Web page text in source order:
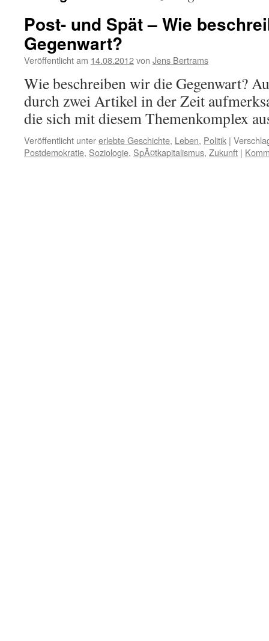
Post- und Spät – Wie
Gegenwart?
Veröffentlicht am 14.08.2012von Jens Bertrams
Wie beschreiben wir die Gegenwart?
durch zwei Artikel in der Zeit
die sich mit diesem Themenkomplex
Veröffentlicht untererlebte Geschichte, Leben, Politik |
Postdemokratie, Soziologie, SpÃ¤tkapitalismus, Zukunft |